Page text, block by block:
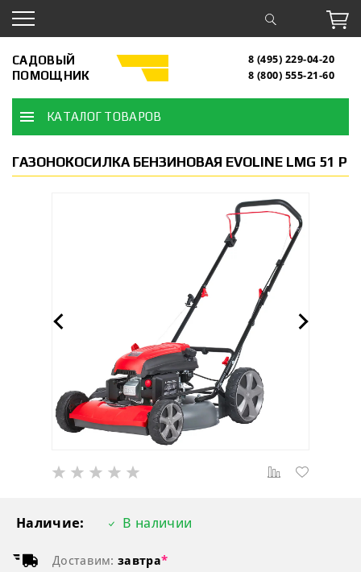
САДОВЫЙ
ПОМОЩНИК
8 (495) 229-04-20
8 (800) 555-21-60
КАТАЛОГ ТОВАРОВ
ГАЗОНОКОСИЛКА БЕНЗИНОВАЯ EVOLINE LMG 51 P
Наличие: В наличии
Доставим: завтра*